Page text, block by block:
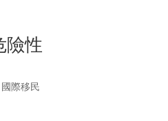
險性
國際移民